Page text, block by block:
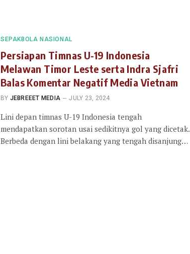
SEPAKBOLA NASIONAL
Persiapan Timnas U-19 Indonesia
Melawan Timor Leste serta Indra Sjafri
Balas Komentar Negatif Media Vietnam
BY JEBREEET MEDIA JULY 23, 2024
Lini depan timnas U-19 Indonesia tengah
mendapatkan sorotan usai sedikitnya gol yang dicetak.
Berbeda dengan lini belakang yang tengah disanjung…